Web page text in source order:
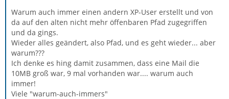
Warum auch immer einen andern XP-User erstellt und von
da auf den alten nicht mehr öffenbaren Pfad zugegriffen
und da gings.
Wieder alles geändert, also Pfad, und es geht wieder... aber
warum???
Ich denke es hing damit zusammen, dass eine Mail die
10MB groß war, 9 mal vorhanden war.... warum auch
immer!
Viele "warum-auch-immers"